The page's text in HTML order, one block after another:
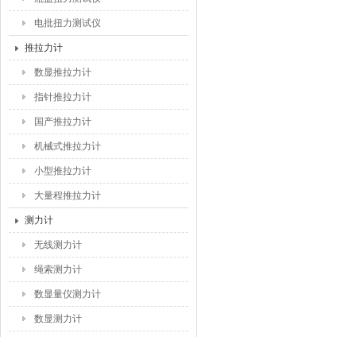
电批扭力测试仪
推拉力计
数显推拉力计
指针推拉力计
国产推拉力计
机械式推拉力计
小型推拉力计
大量程推拉力计
测力计
无线测力计
绳索测力计
数显量仪测力计
数显测力计